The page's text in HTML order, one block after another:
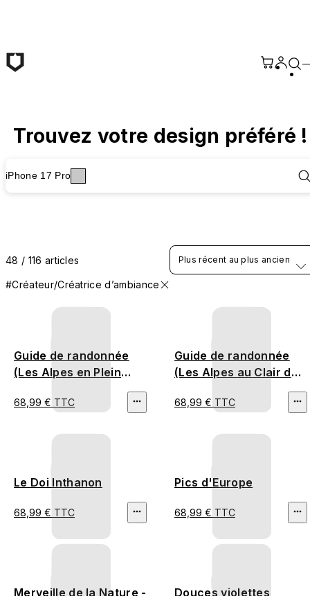
Trouvez votre design préféré !
iPhone 17 Pro
48 / 116 articles
#Créateur/Créatrice d’ambiance
Plus récent au plus ancien
Guide de randonnée
(Les Alpes en Plein
68,99 € TTC
Guide de randonnée
(Les Alpes au Clair de
68,99 € TTC
Le Doi Inthanon
68,99 € TTC
Pics d'Europe
68,99 € TTC
Merveille de la Nature -
Douces violettes